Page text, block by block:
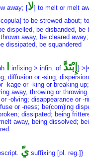
away; [لا] to melt or melt
to be strewed about;
dispelled, be disbanded, be
away, be cleared
dissipated, be squandered
infixing > infin. of إِبْتَدَّ }
diffusion or -sing;
-kage or -king or breaking up;
away, throwing or throwing
-olving; disappearance or -
or -ness; be(com)ing
dissipated; being
away, being dissolved;
ّيsuffixing [pl. reg.]}